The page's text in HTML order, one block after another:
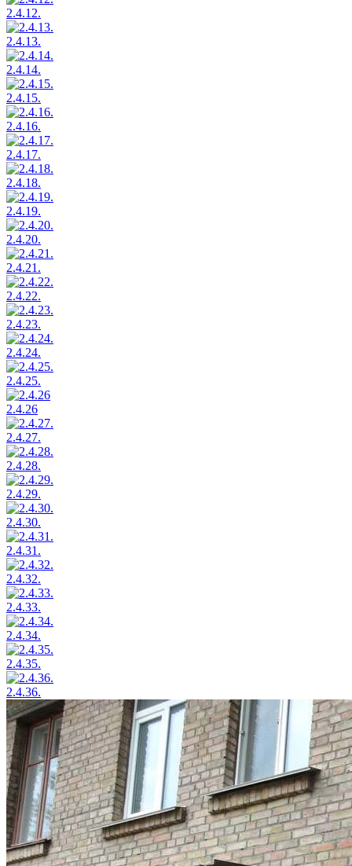
2.4.12.
2.4.13.
2.4.14.
2.4.15.
2.4.16.
2.4.17.
2.4.18.
2.4.19.
2.4.20.
2.4.21.
2.4.22.
2.4.23.
2.4.24.
2.4.25.
2.4.26
2.4.27.
2.4.28.
2.4.29.
2.4.30.
2.4.31.
2.4.32.
2.4.33.
2.4.34.
2.4.35.
2.4.36.